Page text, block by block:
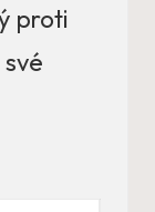
proti